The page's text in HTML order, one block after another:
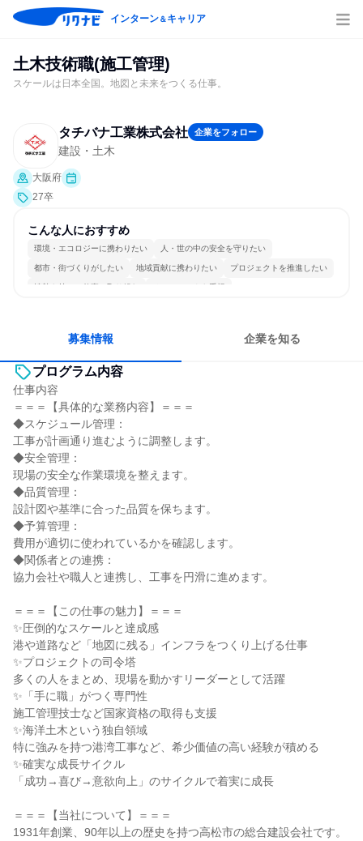
インターン＆キャリア
土木技術職(施工管理)
スケールは日本全国。地図と未来をつくる仕事。
タチバナ工業株式会社 企業をフォロー
建設・土木
大阪府
27卒
こんな人におすすめ
環境・エコロジーに携わりたい 人・世の中の安全を守りたい
都市・街づくりがしたい 地域貢献に携わりたい プロジェクトを推進したい
情熱を持って仕事に取り組む チームワークを重視
募集情報 企業を知る
プログラム内容
仕事内容
＝＝＝【具体的な業務内容】＝＝＝
◆スケジュール管理：
工事が計画通り進むように調整します。
◆安全管理：
現場の安全な作業環境を整えます。
◆品質管理：
設計図や基準に合った品質を保ちます。
◆予算管理：
費用が適切に使われているかを確認します。
◆関係者との連携：
協力会社や職人と連携し、工事を円滑に進めます。
＝＝＝【この仕事の魅力】＝＝＝
✨圧倒的なスケールと達成感
港や道路など「地図に残る」インフラをつくり上げる仕事
✨プロジェクトの司令塔
多くの人をまとめ、現場を動かすリーダーとして活躍
✨「手に職」がつく専門性
施工管理技士など国家資格の取得も支援
✨海洋土木という独自領域
特に強みを持つ港湾工事など、希少価値の高い経験が積める
✨確実な成長サイクル
「成功→喜び→意欲向上」のサイクルで着実に成長
＝＝＝【当社について】＝＝＝
1931年創業、90年以上の歴史を持つ高松市の総合建設会社です。